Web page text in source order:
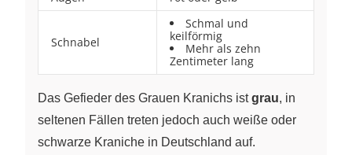
Schnabel
Schmal und
keilförmig
Mehr als zehn
Zentimeter lang
Das Gefieder des Grauen Kranichs istgrau, in
seltenen Fällen treten jedoch auch weiße oder
schwarze Kraniche in Deutschland auf.